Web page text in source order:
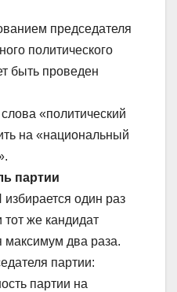
председателя
политического
быть проведен
«политический
на «национальный
партии
один раз
же кандидат
максимум два раза.
партии:
партии на